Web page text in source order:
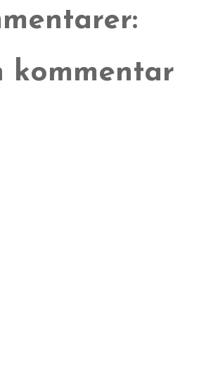
kommentar